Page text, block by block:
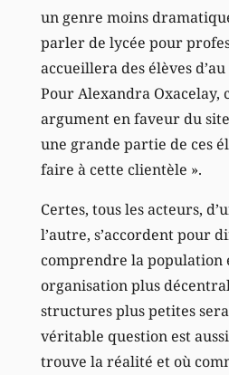
un genre moins
parler de lycée pour
accueillera des élèves
Pour Alexandra Oxacelay,
argument en faveur du
une grande partie de ces
faire à cette clientèle ».
Certes, tous les acteurs,
l’autre, s’accordent pour
comprendre la population
organisation plus
structures plus petites
véritable question est
trouve la réalité et où